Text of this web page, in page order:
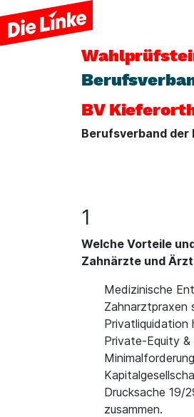
BV
Berufsverband der
1
Welche Vorteile
Zahnärzte und
Medizinische
Zahnarztpraxen
Privatliquidation
Private-Equity
Drucksache 19/
zusammen.